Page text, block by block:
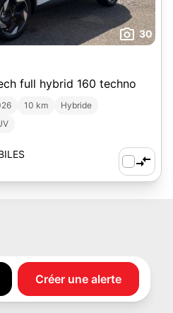
30
full hybrid 160 techno
10 km
Hybride
Créer une alerte